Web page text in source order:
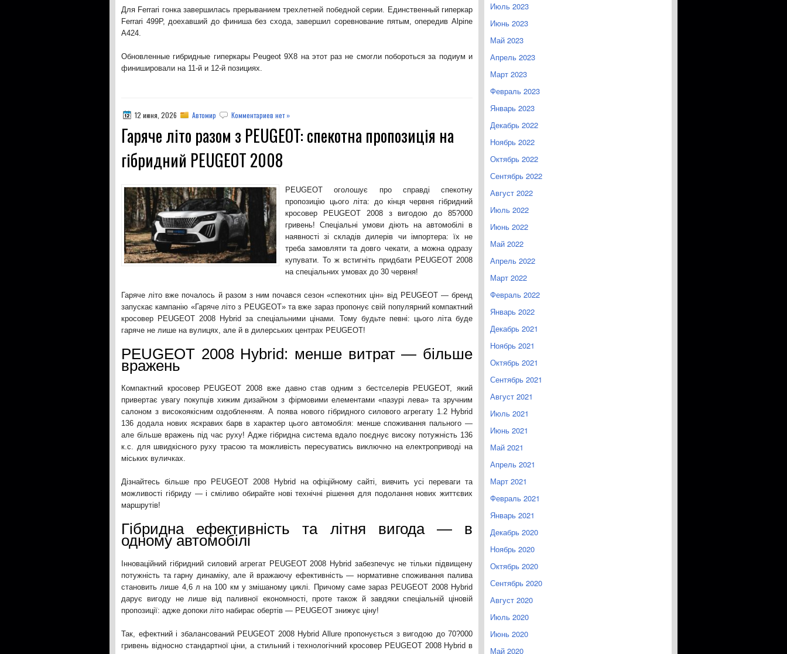
Для Ferrari гонка завершилась прерыванием трехлетней победной серии. Единственный гиперкар
Ferrari 499P, доехавший до финиша без схода, завершил соревнование пятым, опередив Alpine
A424.
Обновленные гибридные гиперкары Peugeot 9X8 на этот раз не смогли побороться за подиум и
финишировали на 11-й и 12-й позициях.
12 июня, 2026 Автомир Комментариев нет »
Гаряче літо разом з PEUGEOT: спекотна пропозиція на
гібридний PEUGEOT 2008
PEUGEOT оголошує про справді спекотну
пропозицію цього літа: до кінця червня гібридний
кросовер PEUGEOT 2008 з вигодою до 85?000
гривень! Спеціальні умови діють на автомобілі в
наявності зі складів дилерів чи імпортера: їх не
треба замовляти та довго чекати, а можна одразу
купувати. То ж встигніть придбати PEUGEOT 2008
на спеціальних умовах до 30 червня!
Гаряче літо вже почалось й разом з ним почався сезон «спекотних цін» від PEUGEOT — бренд
запускає кампанію «Гаряче літо з PEUGEOT» та вже зараз пропонує свій популярний компактний
кросовер PEUGEOT 2008 Hybrid за спеціальними цінами. Тому будьте певні: цього літа буде
гаряче не лише на вулицях, але й в дилерських центрах PEUGEOT!
PEUGEOT 2008 Hybrid: менше витрат — більше
вражень
Компактний кросовер PEUGEOT 2008 вже давно став одним з бестселерів PEUGEOT, який
привертає увагу покупців хижим дизайном з фірмовими елементами «пазурі лева» та зручним
салоном з високоякісним оздобленням. А поява нового гібридного силового агрегату 1.2 Hybrid
136 додала нових яскравих барв в характер цього автомобіля: менше споживання пального —
але більше вражень під час руху! Адже гібридна система вдало поєднує високу потужність 136
к.с. для швидкісного руху трасою та можливість пересуватись виключно на електроприводі на
міських вуличках.
Дізнайтесь більше про PEUGEOT 2008 Hybrid на офіційному сайті, вивчить усі переваги та
можливості гібриду — і сміливо обирайте нові технічні рішення для подолання нових життєвих
маршрутів!
Гібридна ефективність та літня вигода — в
одному автомобілі
Інноваційний гібридний силовий агрегат PEUGEOT 2008 Hybrid забезпечує не тільки підвищену
потужність та гарну динаміку, але й вражаючу ефективність — нормативне споживання палива
становить лише 4,6 л на 100 км у змішаному циклі. Причому саме зараз PEUGEOT 2008 Hybrid
дарує вигоду не лише від паливної економності, проте також й завдяки спеціальній ціновій
пропозиції: адже допоки літо набирає обертів — PEUGEOT знижує ціну!
Так, ефектний і збалансований PEUGEOT 2008 Hybrid Allure пропонується з вигодою до 70?000
гривень відносно стандартної ціни, а стильний і технологічний кросовер PEUGEOT 2008 Hybrid в
Июль 2023
Июнь 2023
Май 2023
Апрель 2023
Март 2023
Февраль 2023
Январь 2023
Декабрь 2022
Ноябрь 2022
Октябрь 2022
Сентябрь 2022
Август 2022
Июль 2022
Июнь 2022
Май 2022
Апрель 2022
Март 2022
Февраль 2022
Январь 2022
Декабрь 2021
Ноябрь 2021
Октябрь 2021
Сентябрь 2021
Август 2021
Июль 2021
Июнь 2021
Май 2021
Апрель 2021
Март 2021
Февраль 2021
Январь 2021
Декабрь 2020
Ноябрь 2020
Октябрь 2020
Сентябрь 2020
Август 2020
Июль 2020
Июнь 2020
Май 2020